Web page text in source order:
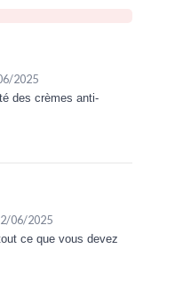
2025
des crèmes anti-
06/2025
ce que vous devez